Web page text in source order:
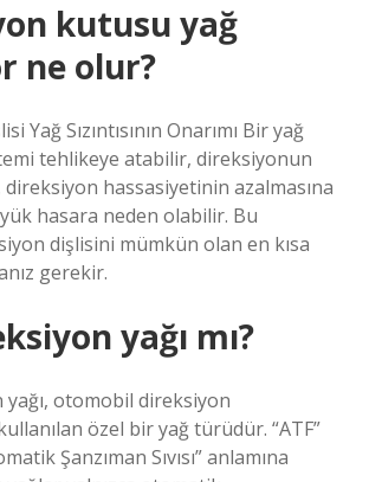
kutusu yağ
ne olur?
Yağ Sızıntısının Onarımı Bir yağ
tehlikeye atabilir, direksiyonun
hassasiyetinin azalmasına
hasara neden olabilir. Bu
dişlisini mümkün olan en kısa
gerekir.
yağı mı?
yağı, otomobil direksiyon
özel bir yağ türüdür. “ATF”
Şanzıman Sıvısı” anlamına